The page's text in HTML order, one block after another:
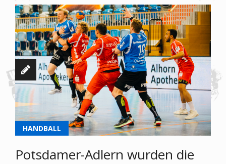
HANDBALL
Potsdamer-Adlern wurden die